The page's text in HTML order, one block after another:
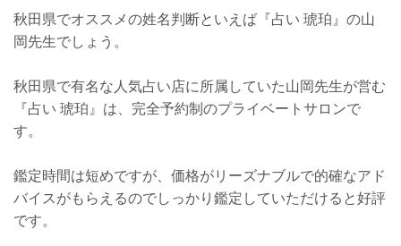
秋田県でオススメの姓名判断といえば『占い 琥珀』の山
岡先生でしょう。
秋田県で有名な人気占い店に所属していた山岡先生が営む
『占い 琥珀』は、完全予約制のプライベートサロンで
す。
鑑定時間は短めですが、価格がリーズナブルで的確なアド
バイスがもらえるのでしっかり鑑定していただけると好評
です。